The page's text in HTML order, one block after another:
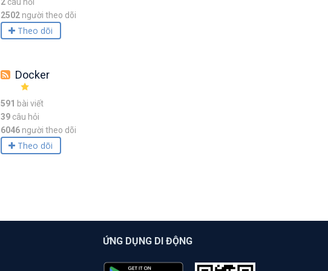
2502 người theo dõi
Theo dõi
Docker
591 bài viết
39câu hỏi
6046 người theo dõi
Theo dõi
ỨNG DỤNG DI ĐỘNG